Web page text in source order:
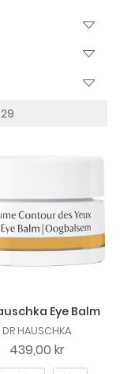
Eye Balm
DR HAUSCHKA
439,00 kr